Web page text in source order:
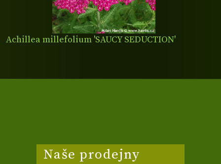
Achillea millefolium 'SAUCY SEDUCTION'
Naše prodejny